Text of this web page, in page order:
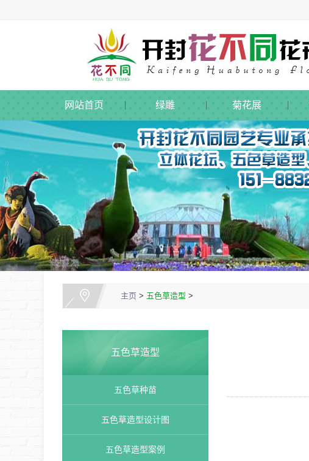
网站首页 绿雕 菊花展
主页 > 五色草造型 >
五色草造型
五色草种苗
五色草造型设计图
五色草造型案例